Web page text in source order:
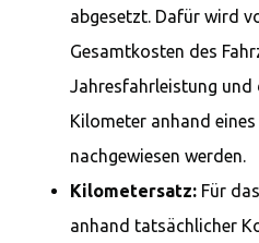
abgesetzt. Dafür wird
Gesamtkosten des
Jahresfahrleistung und
Kilometer anhand
nachgewiesen werden.
Kilometersatz: Für
anhand tatsächlicher